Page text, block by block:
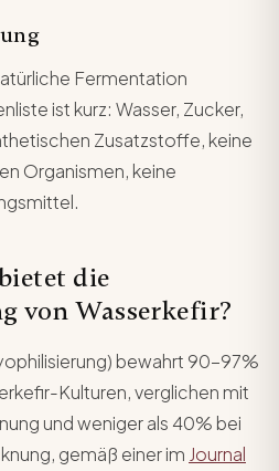
Fermentation
ist kurz: Wasser, Zucker,
Zusatzstoffe, keine
Organismen, keine
die
von Wasserkefir?
bewahrt 90-97%
Kulturen, verglichen mit
und weniger als 40% bei
gemäß einer im Journal